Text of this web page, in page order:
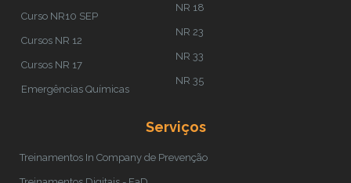
Curso NR10 SEP
Cursos NR 12
Cursos NR 17
Emergências Químicas
NR 18
NR 23
NR 33
NR 35
Serviços
Treinamentos In Company de Prevenção